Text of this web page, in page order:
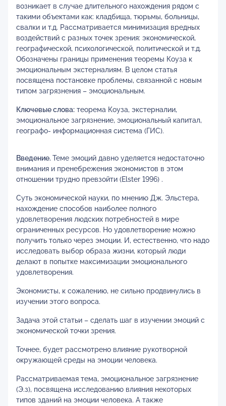
возникает в случае длительного нахождения рядом с
такими объектами как: кладбища, тюрьмы, больницы,
свалки и т.д. Рассматривается минимизация вредных
воздействий с разных точек зрения: экономической,
географической, психологической, политической и т.д.
Обозначены границы применения теоремы Коуза к
эмоциональным экстерналиям. В целом статья
посвящена постановке проблемы, связанной с новым
типом загрязнения – эмоциональным.
Ключевые слова: теорема Коуза, экстерналии,
эмоциональное загрязнение, эмоциональный капитал,
географо- информационная система (ГИС).
Введение. Теме эмоций давно уделяется недостаточно
внимания и пренебрежения экономистов в этом
отношении трудно превзойти (Elster 1996) .
Суть экономической науки, по мнению Дж. Эльстера,
нахождение способов наиболее полного
удовлетворения людских потребностей в мире
ограниченных ресурсов. Hо удовлетворение можно
получить только через эмоции. И, естественно, что надо
исследовать выбор образа жизни, который люди
делают в попытке максимизации эмоционального
удовлетворения.
Экономисты, к сожалению, не сильно продвинулись в
изучении этого вопроса.
Задача этой статьи – сделать шаг в изучении эмоций с
экономической точки зрения.
Точнее, будет рассмотрено влияние рукотворной
окружающей среды на эмоции человека.
Рассматриваемая тема, эмоциональное загрязнение
(Э.з), посвящена исследованию влияния некоторых
типов зданий на эмоции человека. А также